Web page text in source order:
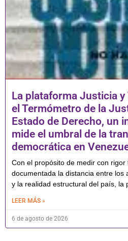
La plataforma Justicia
el Termómetro de la
Estado de Derecho, un
mide el umbral de la
democrática en
Con el propósito de medir con rigor
documentada la distancia entre los
y la realidad estructural del país, la
LEER MÁS »
6 de agosto de 2026